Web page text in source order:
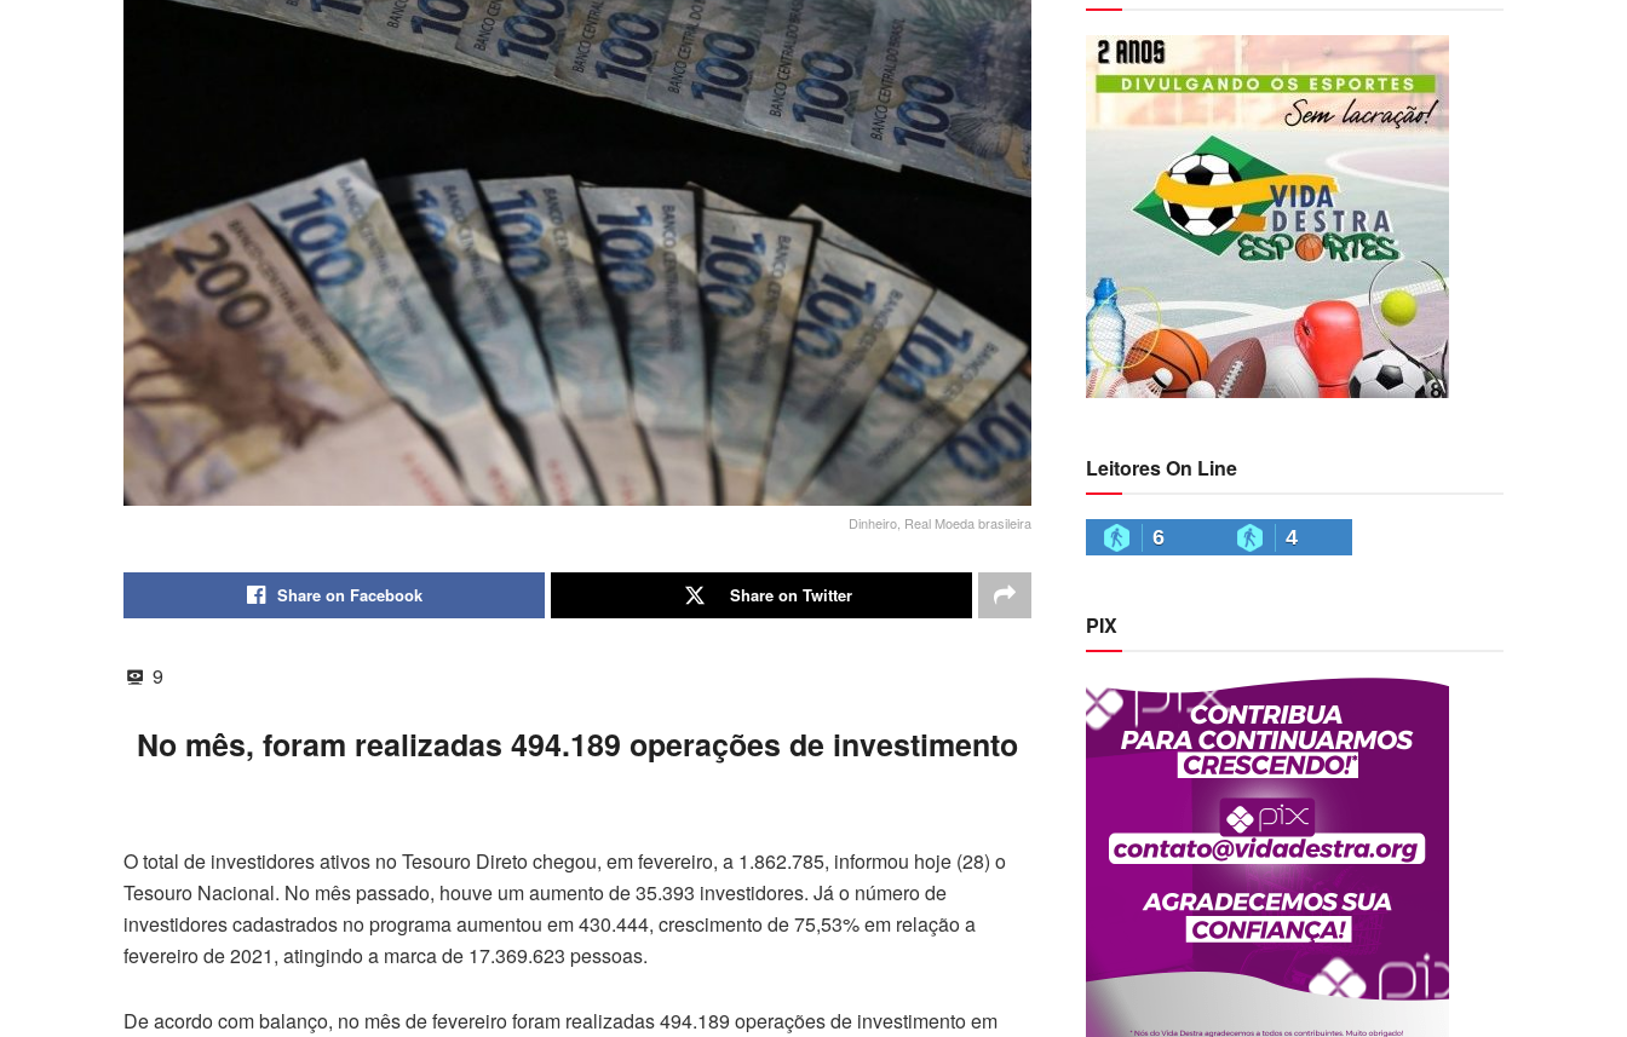
Dinheiro, Real Moeda brasileira
Share on Facebook Share on Twitter
9
No mês, foram realizadas 494.189 operações de investimento
O total de investidores ativos no Tesouro Direto chegou, em fevereiro, a 1.862.785, informou hoje (28) o
Tesouro Nacional. No mês passado, houve um aumento de 35.393 investidores. Já o número de
investidores cadastrados no programa aumentou em 430.444, crescimento de 75,53% em relação a
fevereiro de 2021, atingindo a marca de 17.369.623 pessoas.
De acordo com balanço, no mês de fevereiro foram realizadas 494.189 operações de investimento em
Leitores On Line
6 4
PIX